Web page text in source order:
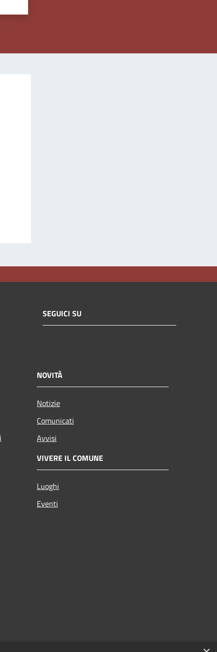
SEGUICI SU
NOVITÀ
Notizie
Comunicati
Avvisi
VIVERE IL COMUNE
Luoghi
Eventi